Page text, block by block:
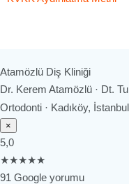
Atamözlü Diş Kliniği
Dr. Kerem Atamözlü · Dt.
Ortodonti · Kadıköy, İstanbul
×
5,0
★★★★★
91 Google yorumu